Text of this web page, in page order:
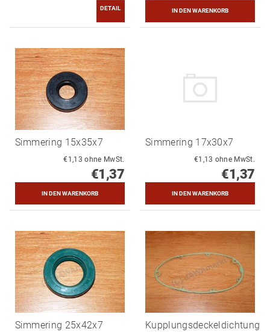
DETAIL
Simmering 15x35x7
€1,13 ohne MwSt.
€1,37
Simmering 17x30x7
€1,13 ohne MwSt.
€1,37
Simmering 25x42x7
Kupplungsdeckeldichtung